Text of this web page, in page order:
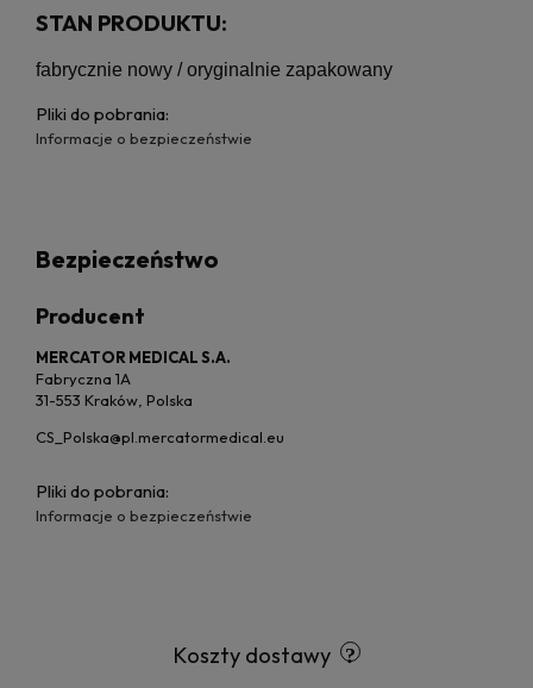
STAN PRODUKTU:
fabrycznie nowy / oryginalnie zapakowany
Pliki do pobrania:
Informacje o bezpieczeństwie
Bezpieczeństwo
Producent
MERCATOR MEDICAL S.A.
Fabryczna 1A
31-553 Kraków, Polska
CS_Polska@pl.mercatormedical.eu
Pliki do pobrania:
Informacje o bezpieczeństwie
Koszty dostawy